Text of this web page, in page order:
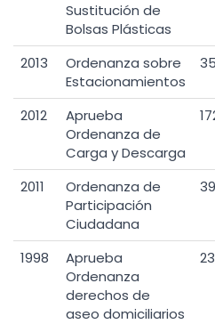
Sustitución de
Bolsas Plásticas
2013
Ordenanza sobre
Estacionamientos
2012
Aprueba
Ordenanza de
Carga y Descarga
2011
Ordenanza de
Participación
Ciudadana
1998
Aprueba
Ordenanza
derechos de
aseo domiciliarios